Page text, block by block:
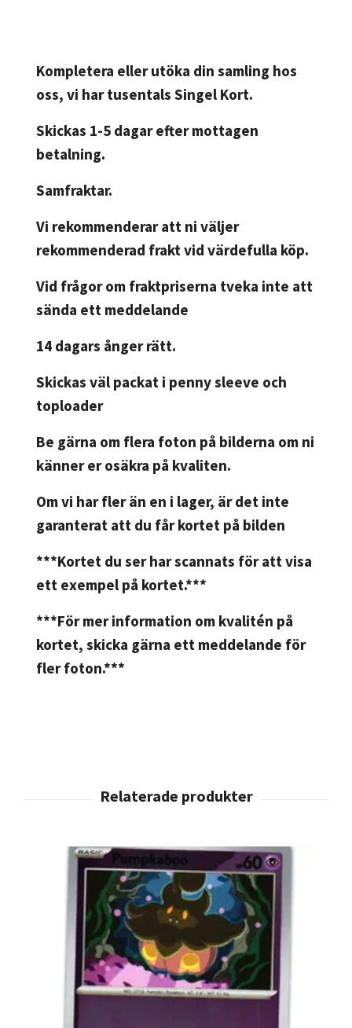
Kompletera eller utöka din samling hos
oss, vi har tusentals Singel Kort.
Skickas 1-5 dagar efter mottagen
betalning.
Samfraktar.
Vi rekommenderar att ni väljer
rekommenderad frakt vid värdefulla köp.
Vid frågor om fraktpriserna tveka inte att
sända ett meddelande
14 dagars ånger rätt.
Skickas väl packat i penny sleeve och
toploader
Be gärna om flera foton på bilderna om ni
känner er osäkra på kvaliten.
Om vi har fler än en i lager, är det inte
garanterat att du får kortet på bilden
***Kortet du ser har scannats för att visa
ett exempel på kortet.***
***För mer information om kvalitén på
kortet, skicka gärna ett meddelande för
fler foton.***